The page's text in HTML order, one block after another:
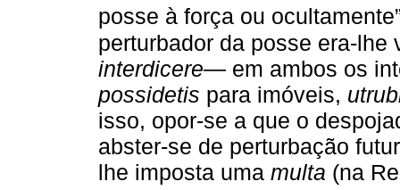
posse à força ou
perturbador da posse era-
interdicere― em ambos os
possidetis para imóveis,
isso, opor-se a que o
abster-se de perturbação
lhe imposta uma multa (na